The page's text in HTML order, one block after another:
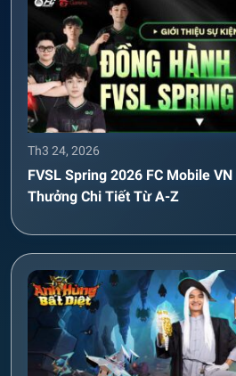
Th3 24, 2026
FVSL Spring 2026 FC Mobile
Thưởng Chi Tiết Từ A-Z